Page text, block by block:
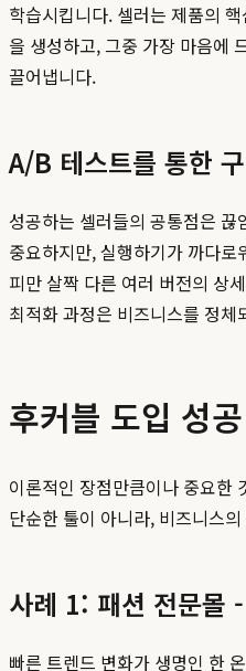
학습시킵니다. 셀러는 제품의
을 생성하고, 그중 가장 마음에
끌어냅니다.
A/B 테스트를 통한
성공하는 셀러들의 공통점은
중요하지만, 실행하기가 까다
피만 살짝 다른 여러 버전의 상
최적화 과정은 비즈니스를 정
후커블 도입 성
이론적인 장점만큼이나 중요한
단순한 툴이 아니라, 비즈니스
사례 1: 패션 전문몰
빠른 트렌드 변화가 생명인 한